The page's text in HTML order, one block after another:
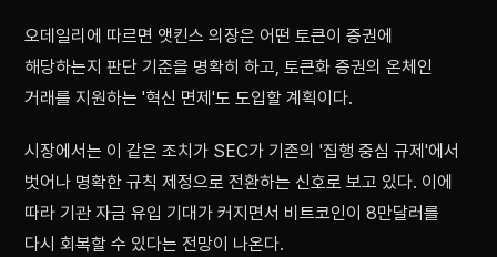
오데일리에 따르면 앳킨스 의장은 어떤 토큰이 증권에
해당하는지 판단 기준을 명확히 하고, 토큰화 증권의 온체인
거래를 지원하는 '혁신 면제'도 도입할 계획이다.
시장에서는 이 같은 조치가 SEC가 기존의 '집행 중심 규제'에서
벗어나 명확한 규칙 제정으로 전환하는 신호로 보고 있다. 이에
따라 기관 자금 유입 기대가 커지면서 비트코인이 8만달러를
다시 회복할 수 있다는 전망이 나온다.